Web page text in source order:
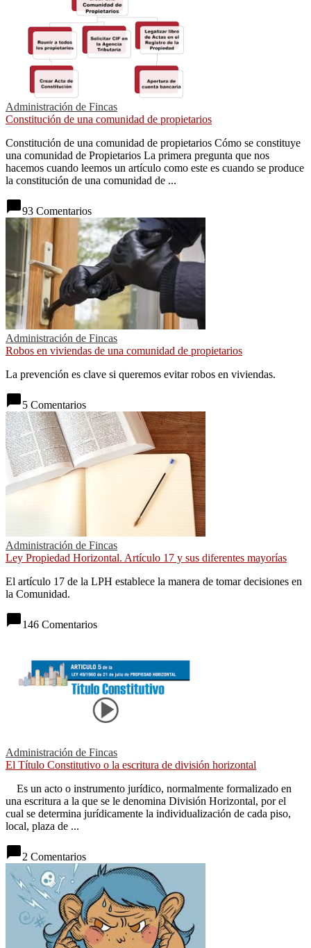
Administración de Fincas
Constitución de una comunidad de propietarios
Constitución de una comunidad de propietarios Cómo se constituye
una comunidad de Propietarios La primera pregunta que nos
hacemos cuando leemos un artículo como este es cuando se produce
la constitución de una comunidad de ...
chat_bubble93 Comentarios
Administración de Fincas
Robos en viviendas de una comunidad de propietarios
La prevención es clave si queremos evitar robos en viviendas.
chat_bubble5 Comentarios
Administración de Fincas
Ley Propiedad Horizontal. Artículo 17 y sus diferentes mayorías
El artículo 17 de la LPH establece la manera de tomar decisiones en
la Comunidad.
chat_bubble146 Comentarios
Administración de Fincas
El Título Constitutivo o la escritura de división horizontal
Es un acto o instrumento jurídico, normalmente formalizado en
una escritura a la que se le denomina División Horizontal, por el
cual se determina jurídicamente la individualización de cada piso,
local, plaza de ...
chat_bubble2 Comentarios